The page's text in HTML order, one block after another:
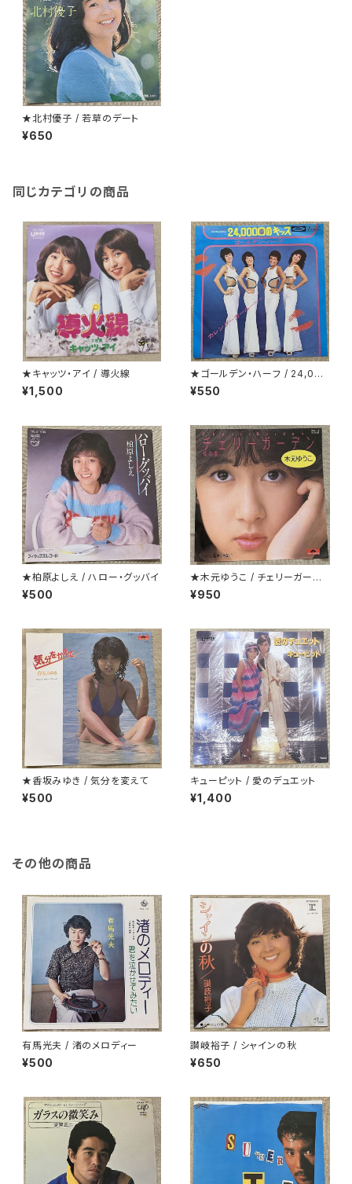
★北村優子 / 若草のデート
¥650
同じカテゴリの商品
★キャッツ・アイ / 導火線
¥1,500
★ゴールデン・ハーフ / 24,000
回のキッス(24 Milabaci)
¥550
★柏原よしえ / ハロー・グッバイ
¥500
★木元ゆうこ / チェリーガーデ
ン(桜の園)
¥950
★香坂みゆき / 気分を変えて
¥500
キューピット / 愛のデュエット
¥1,400
その他の商品
有馬光夫 / 渚のメロディー
¥500
讃岐裕子 / シャインの秋
¥650